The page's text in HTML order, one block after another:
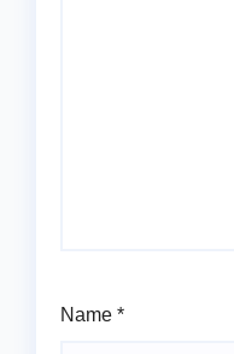
Name *